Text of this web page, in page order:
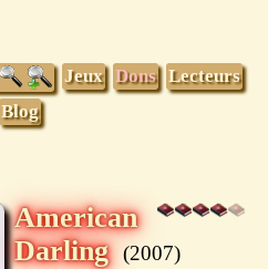
Jeux Dons Lecteurs
Blog
American
Darling
2007